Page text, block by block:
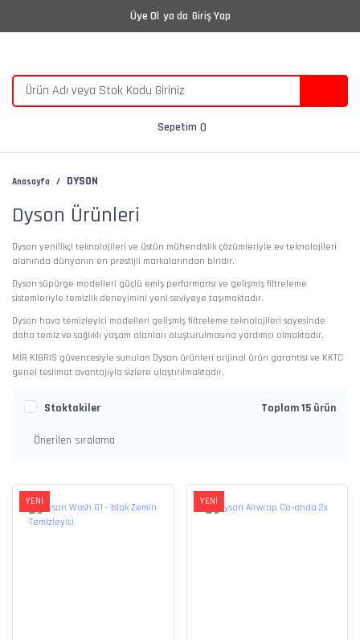
Üye Ol ya da Giriş Yap
Sepetim
Anasayfa DYSON
Dyson Ürünleri
Dyson yenilikçi teknolojileri ve üstün mühendislik çözümleriyle ev teknolojileri
alanında dünyanın en prestijli markalarından biridir.
Dyson süpürge modelleri güçlü emiş performansı ve gelişmiş filtreleme
sistemleriyle temizlik deneyimini yeni seviyeye taşımaktadır.
Dyson hava temizleyici modelleri gelişmiş filtreleme teknolojileri sayesinde
daha temiz ve sağlıklı yaşam alanları oluşturulmasına yardımcı olmaktadır.
MİR KIBRIS güvencesiyle sunulan Dyson ürünleri orijinal ürün garantisi ve KKTC
genel teslimat avantajıyla sizlere ulaştırılmaktadır.
Stoktakiler Toplam 15 ürün
YENİ YENİ